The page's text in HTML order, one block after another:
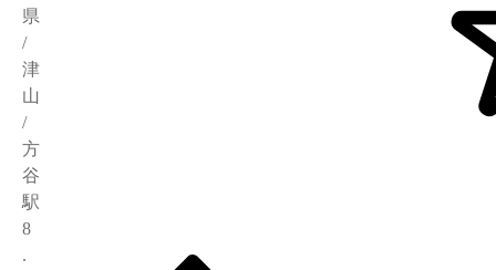
県
/
津
山
/
方
谷
駅
8
.